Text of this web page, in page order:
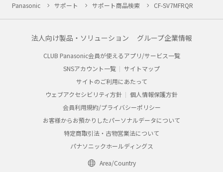
Panasonic サポート サポート商品検索 CF-SV7MFRQR
法人向け製品・ソリューション グループ企業情報
CLUB Panasonic会員が使えるアプリ/サービス一覧
SNSアカウント一覧
サイトマップ
サイトのご利用にあたって
ウェブアクセシビリティ方針
個人情報保護方針
会員利用規約/プライバシーポリシー
お客様からお預かりしたパーソナルデータについて
特定商取引法・古物営業法について
パナソニックホールディングス
Area/Country